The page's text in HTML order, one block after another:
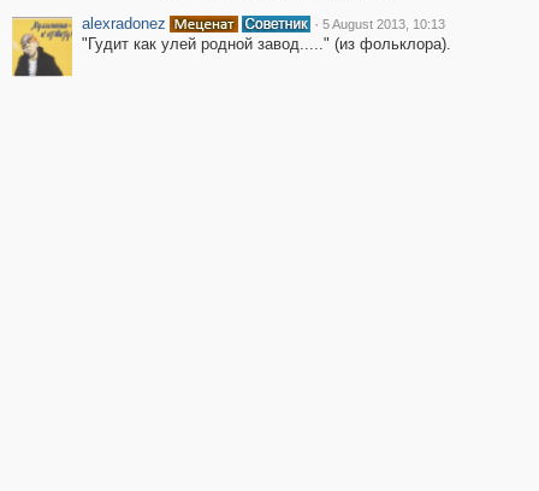
alexradonez
· 5 August 2013, 10:13
"Гудит как улей родной завод....." (из фольклора).